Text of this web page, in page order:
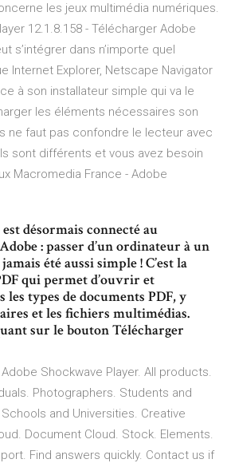
les jeux multimédia numériques.
12.1.8.158 - Télécharger Adobe
s’intégrer dans n’importe quel
Internet Explorer, Netscape Navigator
à son installateur simple qui va le
les éléments nécessaires son
ne faut pas confondre le lecteur avec
sont différents et vous avez besoin
Macromedia France - Adobe
désormais connecté au
: passer d’un ordinateur à un
été aussi simple ! C’est la
qui permet d’ouvrir et
les types de documents PDF, y
et les fichiers multimédias.
sur le bouton Télécharger
Shockwave Player. All products.
Photographers. Students and
and Universities. Creative
Document Cloud. Stock. Elements.
Find answers quickly. Contact us if